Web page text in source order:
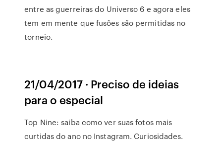
entre as guerreiras do Universo 6 e agora eles
tem em mente que fusões são permitidas no
torneio.
21/04/2017 · Preciso de ideias
para o especial
Top Nine: saiba como ver suas fotos mais
curtidas do ano no Instagram. Curiosidades.